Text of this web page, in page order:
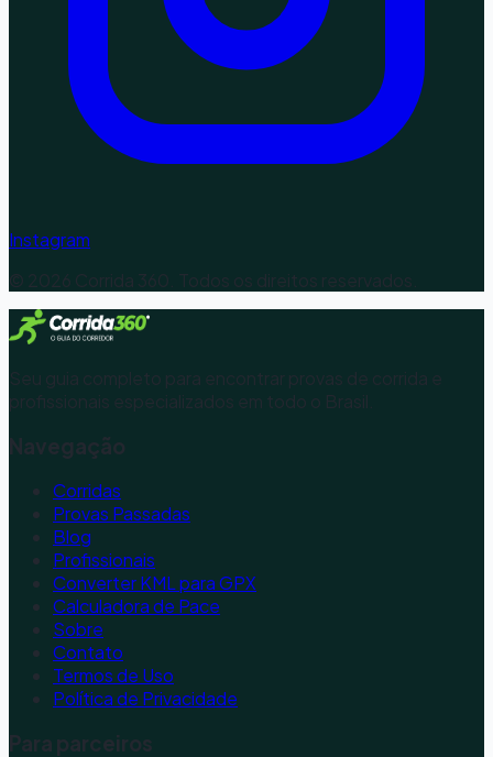
Instagram
© 2026 Corrida 360. Todos os direitos reservados.
Seu guia completo para encontrar provas de corrida e
profissionais especializados em todo o Brasil.
Navegação
Corridas
Provas Passadas
Blog
Profissionais
Converter KML para GPX
Calculadora de Pace
Sobre
Contato
Termos de Uso
Política de Privacidade
Para parceiros